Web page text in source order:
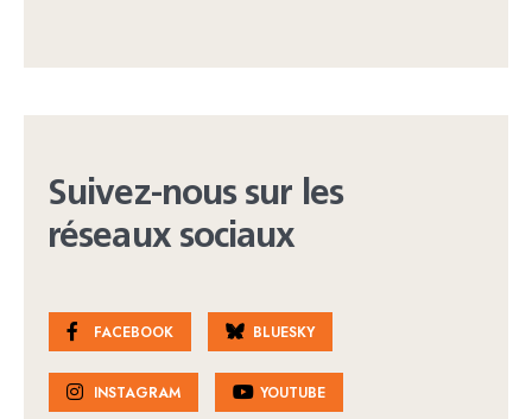
Suivez-nous sur les
réseaux sociaux
FACEBOOK BLUESKY
INSTAGRAM YOUTUBE